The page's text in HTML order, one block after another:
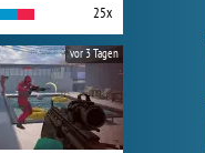
25x
vor 3 Tagen